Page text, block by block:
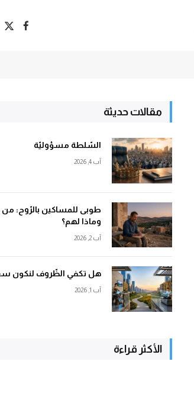
X
مقالات حديثة
السّلطة مسؤوليّة
آب 4, 2026
طوبى للمساكين بالرّوح:
وماذا لهم؟
آب 2, 2026
هل تكفي الظّروف لنكون
آب 1, 2026
الأكثر قراءة